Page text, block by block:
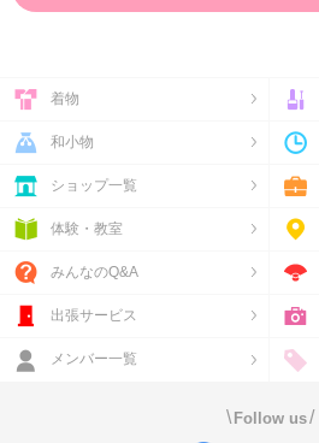
着物
和小物
ショップ一覧
体験・教室
みんなのQ&A
出張サービス
メンバー一覧
\ Follow us/